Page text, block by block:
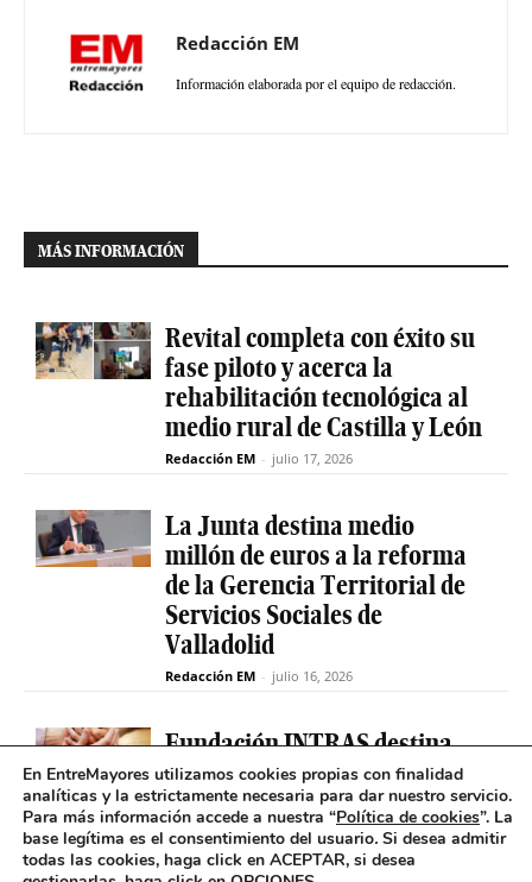
Redacción EM
Información elaborada por el equipo de redacción.
MÁS INFORMACIÓN
Revital completa con éxito su
fase piloto y acerca la
rehabilitación tecnológica al
medio rural de Castilla y León
Redacción EM - julio 17, 2026
La Junta destina medio
millón de euros a la reforma
de la Gerencia Territorial de
Servicios Sociales de
Valladolid
Redacción EM - julio 16, 2026
Fundación INTRAS destina
6.000 euros a proyectos
sociales que impulsen la
salud mental en Castilla y
León
En EntreMayores utilizamos cookies propias con finalidad
analíticas y la estrictamente necesaria para dar nuestro servicio.
Para más información accede a nuestra “Política de cookies”. La
base legítima es el consentimiento del usuario. Si desea admitir
todas las cookies, haga click en ACEPTAR, si desea